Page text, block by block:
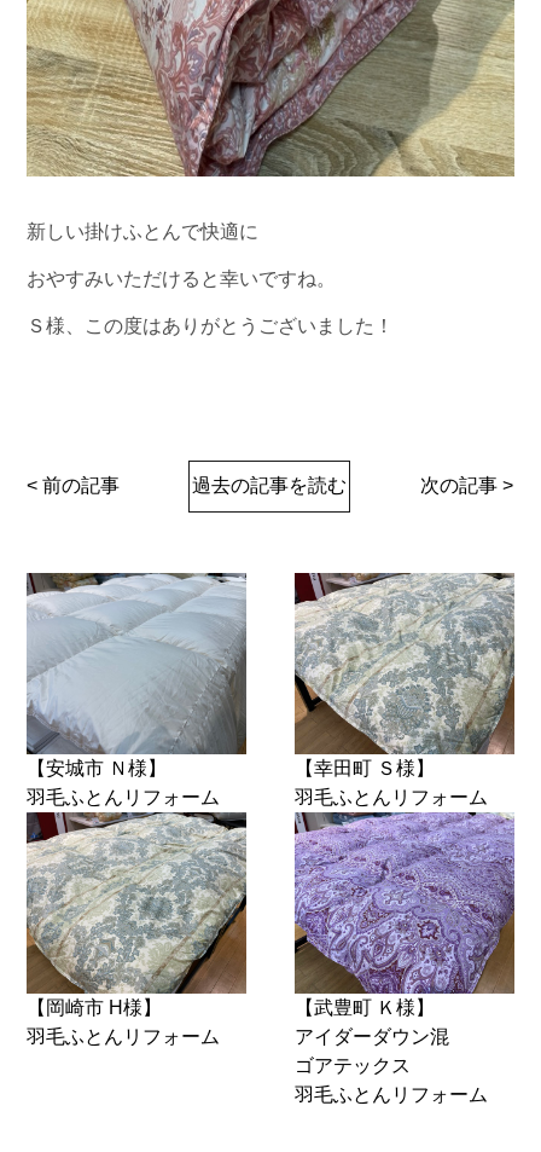
新しい掛けふとんで快適に
おやすみいただけると幸いですね。
Ｓ様、この度はありがとうございました！
< 前の記事 過去の記事を読む 次の記事 >
【安城市 Ｎ様】
羽毛ふとんリフォーム
【幸田町 Ｓ様】
羽毛ふとんリフォーム
【岡崎市 H様】
羽毛ふとんリフォーム
【武豊町 Ｋ様】
アイダーダウン混
ゴアテックス
羽毛ふとんリフォーム